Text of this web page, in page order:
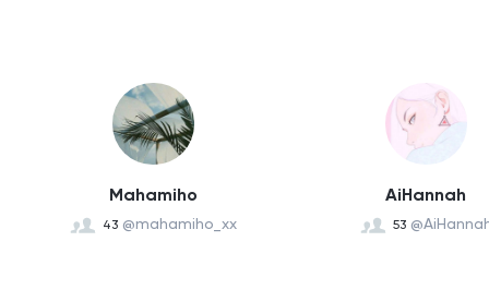
Mahamiho
43 @mahamiho_xx
AiHannah
53